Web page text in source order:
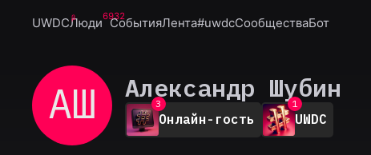
UWDCЛюди6932
СобытияЛента#uwdcСообществаБот
АШ Александр Шубин
2
3
4
5
Онлайн-гость
0
1
2
3
UWDC